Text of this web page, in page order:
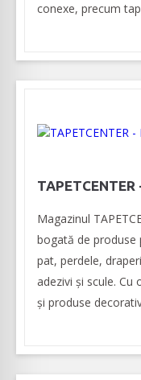
conexe, precum
Magazinul
bogată de produse
pat, perdele,
adezivi și scule.
și produse